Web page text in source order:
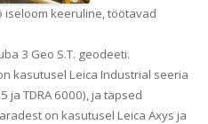
iseloom keeruline, töötavad
3 Geo S.T. geodeeti.
kasutusel Leica Industrial seeria
ja TDRA 6000), ja täpsed
on kasutusel Leica Axys ja